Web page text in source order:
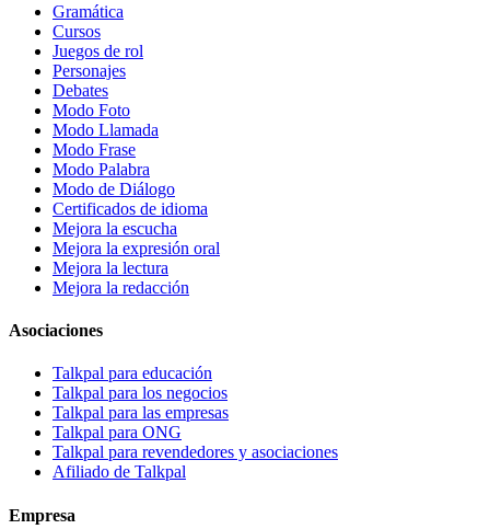
Gramática
Cursos
Juegos de rol
Personajes
Debates
Modo Foto
Modo Llamada
Modo Frase
Modo Palabra
Modo de Diálogo
Certificados de idioma
Mejora la escucha
Mejora la expresión oral
Mejora la lectura
Mejora la redacción
Asociaciones
Talkpal para educación
Talkpal para los negocios
Talkpal para las empresas
Talkpal para ONG
Talkpal para revendedores y asociaciones
Afiliado de Talkpal
Empresa